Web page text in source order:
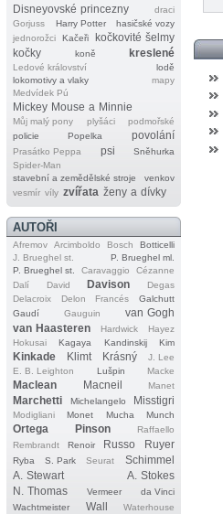
Disneyovské princezny
draci
Gorjuss
Harry Potter
hasičské vozy
jednorožci
Kačeři
kočkovité šelmy
kočky
koně kreslené
Ledové království
lodě
lokomotivy a vlaky
mapy
Medvídek Pú
Mickey Mouse a Minnie
Můj malý pony plyšáci
podmořské
policie
Popelka povolání
Prasátko Peppa psi
Sněhurka
Spider‐Man
stavební a zemědělské stroje
venkov
vesmír víly zvířata ženy a dívky
AUTOŘI
Afremov Arcimboldo Bosch
Botticelli
J. Brueghel st.
P. Brueghel ml.
P. Brueghel st.
Caravaggio
Cézanne
Dalí
David Davison
Degas
Delacroix
Delon Francés
Galchutt
Gaudí
Gauguin
van Gogh
van Haasteren
Hardwick
Hayez
Hokusai
Kagaya Kandinskij Kim
Kinkade Klimt Krásný
J. Lee
E. B. Leighton
Lušpin Macke
Maclean Macneil Manet
Marchetti Michelangelo Misstigri
Modigliani Monet Mucha Munch
Ortega Pinson
Raffaello
Rembrandt
Renoir Russo Ruyer
Ryba S. Park Seurat
Schimmel
A. Stewart
A. Stokes
N. Thomas
Vermeer
da Vinci
Wachtmeister
Wall Waterhouse